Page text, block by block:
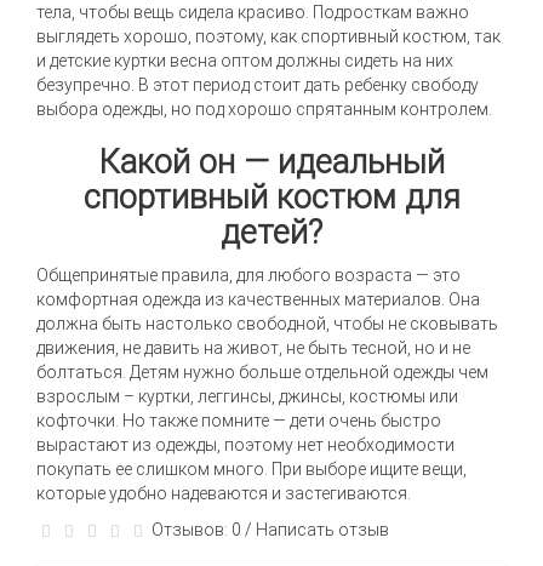
тела, чтобы вещь сидела красиво. Подросткам важно
выглядеть хорошо, поэтому, как спортивный костюм, так
и детские куртки весна оптом должны сидеть на них
безупречно. В этот период стоит дать ребенку свободу
выбора одежды, но под хорошо спрятанным контролем.
Какой он — идеальный
спортивный костюм для
детей?
Общепринятые правила, для любого возраста — это
комфортная одежда из качественных материалов. Она
должна быть настолько свободной, чтобы не сковывать
движения, не давить на живот, не быть тесной, но и не
болтаться. Детям нужно больше отдельной одежды чем
взрослым – куртки, леггинсы, джинсы, костюмы или
кофточки. Но также помните — дети очень быстро
вырастают из одежды, поэтому нет необходимости
покупать ее слишком много. При выборе ищите вещи,
которые удобно надеваются и застегиваются.
Отзывов: 0 / Написать отзыв